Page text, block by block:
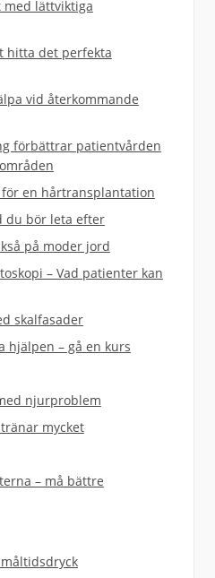
med lättviktiga
hitta det perfekta
vid återkommande
förbättrar patientvården
en hårtransplantation
du bör leta efter
på moder jord
– Vad patienter kan
skalfasader
hjälpen – gå en kurs
njurproblem
mycket
– må bättre